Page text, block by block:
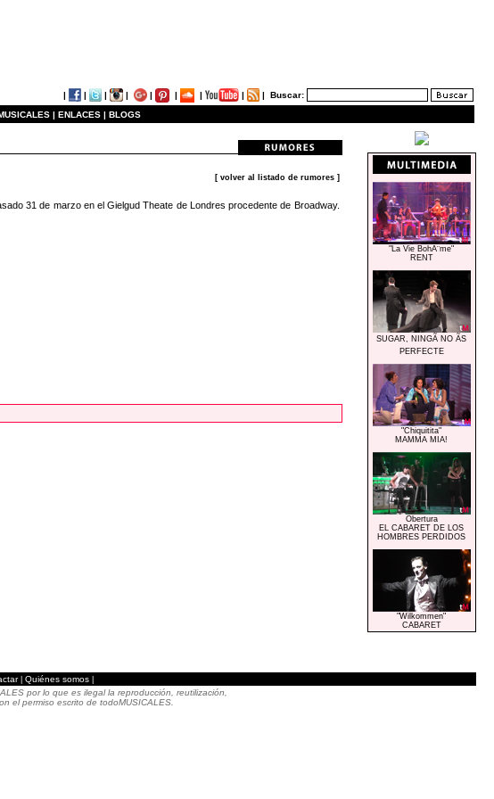
| | | | | | | | | Buscar:
| ENLACES | BLOGS
[ volver al listado de rumores ]
31 de marzo en el Gielgud Theate de Londres procedente de Broadway.
"La Vie BohÃ¨me"
RENT
SUGAR, NINGÃ NO ÃS
PERFECTE
"Chiquitita"
MAMMA MIA!
Obertura
EL CABARET DE LOS
HOMBRES PERDIDOS
"Wilkommen"
CABARET
| Quiénes somos|
por lo que es ilegal la reproducción, reutilización,
el permiso escrito de todoMUSICALES.